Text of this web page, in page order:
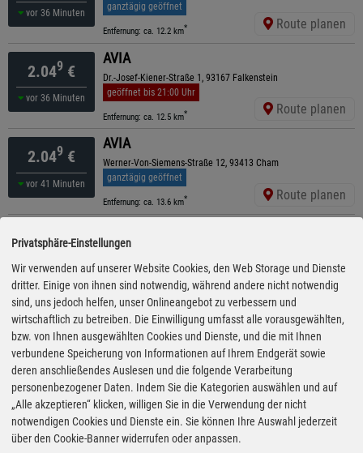
vor 36 Minuten
ganztägig geöffnet
Entfernung: ca. 12.2 km* Route planen
2.049 €
vor 36 Minuten
AVIA
Dr.-Josef-Kiener-Straße 1, 93167 Falkenstein
geöffnet bis 21:00 Uhr
Entfernung: ca. 12.5 km* Route planen
2.049 €
vor 41 Minuten
AVIA
Werner-Von-Siemens-Straße 12, 93413 Cham
ganztägig geöffnet
Entfernung: ca. 13.6 km* Route planen
2.069€
12:20 Uhr
Bayerwaldstr. 2, 94362 Neukirchen
ganztägig geöffnet
Entfernung: ca. 14.3 km* Route planen
2.079€
vor 16 Minuten
AVIA
Straubinger Straße 8, 94354 Haselbach
ganztägig geöffnet
Entfernung: ca. 9.6 km * Route planen
2.089€
vor 36 Minuten
Shell
Chamer Str. 20, 94347 Ascha
geöffnet bis 19:30 Uhr
Privatsphäre-Einstellungen
Wir verwenden auf unserer Website Cookies, den Web Storage und Dienste
dritter. Einige von ihnen sind notwendig, während andere nicht notwendig
sind, uns jedoch helfen, unser Onlineangebot zu verbessern und
wirtschaftlich zu betreiben. Die Einwilligung umfasst alle vorausgewählten,
bzw. von Ihnen ausgewählten Cookies und Dienste, und die mit Ihnen
verbundene Speicherung von Informationen auf Ihrem Endgerät sowie
deren anschließendes Auslesen und die folgende Verarbeitung
personenbezogener Daten. Indem Sie die Kategorien auswählen und auf
„Alle akzeptieren“ klicken, willigen Sie in die Verwendung der nicht
notwendigen Cookies und Dienste ein. Sie können Ihre Auswahl jederzeit
über den Cookie-Banner widerrufen oder anpassen.